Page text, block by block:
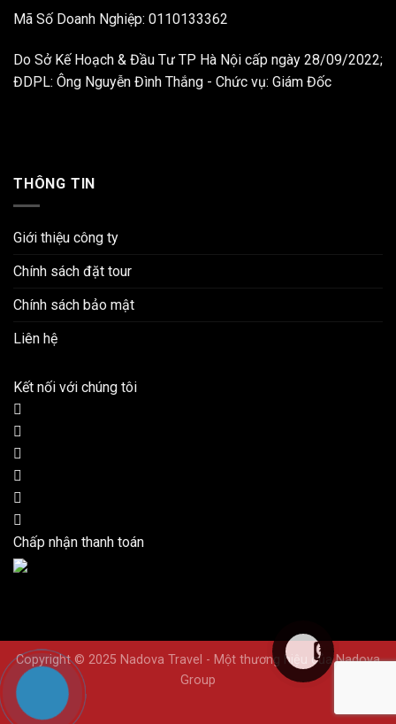
Mã Số Doanh Nghiệp: 0110133362
Do Sở Kế Hoạch & Đầu Tư TP Hà Nội cấp ngày 28/09/2022;
ĐDPL: Ông Nguyễn Đình Thắng - Chức vụ: Giám Đốc
THÔNG TIN
Giới thiệu công ty
Chính sách đặt tour
Chính sách bảo mật
Liên hệ
Kết nối với chúng tôi
Chấp nhận thanh toán
Copyright © 2025 Nadova Travel - Một thương hiệu của Nadova
Group